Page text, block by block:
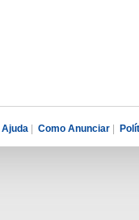
Ajuda Como Anunciar